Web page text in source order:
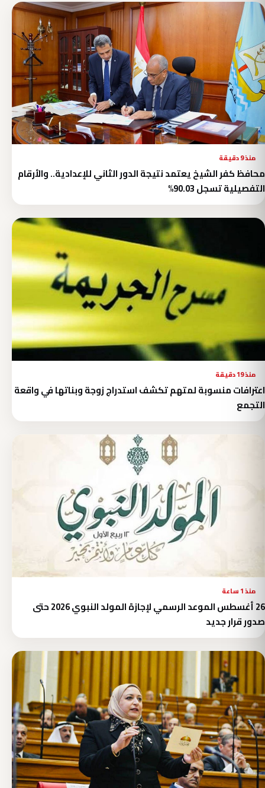
منذ 9 دقيقة
محافظ كفر الشيخ يعتمد نتيجة الدور الثاني للإعدادية.. والأرقام
التفصيلية تسجل 90.03%
منذ 19 دقيقة
اعترافات منسوبة لمتهم تكشف استدراج زوجة وبناتها في واقعة
التجمع
منذ 1 ساعة
26 أغسطس الموعد الرسمي لإجازة المولد النبوي 2026 حتى
صدور قرار جديد